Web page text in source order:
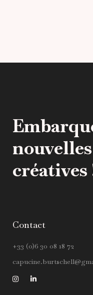
créatives
Contact
+33 (0)6 30 08 18 72